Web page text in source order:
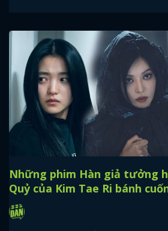
Những phim Hàn giả tưởng
Quỷ của Kim Tae Ri bánh